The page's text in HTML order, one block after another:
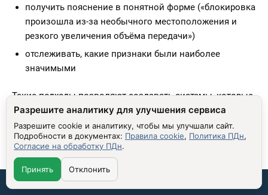
получить пояснение в понятной форме («блокировка
произошла из-за необычного местоположения и
резкого увеличения объёма передачи»)
отслеживать, какие признаки были наиболее
значимыми
Такие подходы позволяют создавать системы, которые
не только работают эффективно, но и могут быть
проверены. Это критично для доверия пользователей,
сотрудников и регуляторов.
ОТВЕТСТВЕННОСТЬ ЗА ОШИБКИ
Связаться со мной:
Разрешите аналитику для улучшения сервиса
Разрешите cookie и аналитику, чтобы мы улучшали сайт.
Подробности в документах: Правила cookie, Политика ПДн,
Согласие на обработку ПДн.
Принять Отклонить